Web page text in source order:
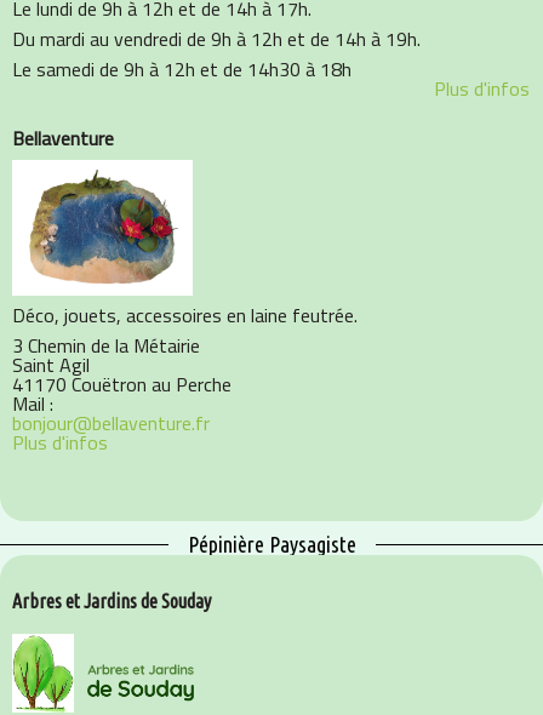
Le lundi de 9h à 12h et de 14h à 17h.
Du mardi au vendredi de 9h à 12h et de 14h à 19h.
Le samedi de 9h à 12h et de 14h30 à 18h
Plus d'infos
Bellaventure
Déco, jouets, accessoires en laine feutrée.
3 Chemin de la Métairie
Saint Agil
41170 Couëtron au Perche
Mail :
bonjour@bellaventure.fr
Plus d'infos
Pépinière Paysagiste
Arbres et Jardins de Souday